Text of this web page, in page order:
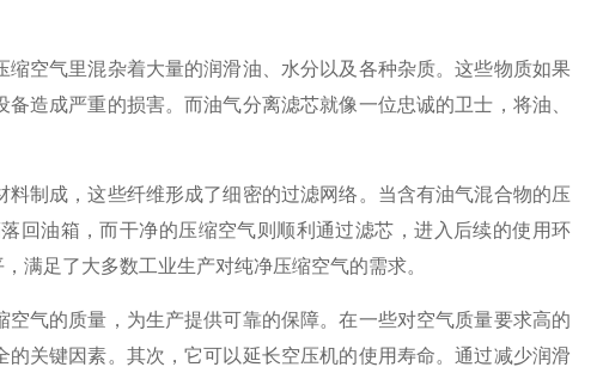
空气里混杂着大量的润滑油、水分以及各种杂质。这些物质如果
造成严重的损害。而油气分离滤芯就像一位忠诚的卫士，将油、
成，这些纤维形成了细密的过滤网络。当含有油气混合物的压
回油箱，而干净的压缩空气则顺利通过滤芯，进入后续的使用环
满足了大多数工业生产对纯净压缩空气的需求。
的质量，为生产提供可靠的保障。在一些对空气质量要求高的
关键因素。其次，它可以延长空压机的使用寿命。通过减少润滑